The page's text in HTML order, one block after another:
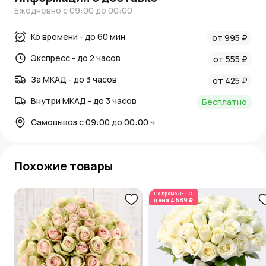
Ежедневно с 09:00 до 00:00
Ко времени - до 60 мин
от 995 ₽
Экспресс - до 2 часов
от 555 ₽
За МКАД - до 3 часов
от 425 ₽
Внутри МКАД - до 3 часов
Бесплатно
Самовывоз с 09:00 до 00:00 ч
Похожие товары
По промоЛЕТО
цена 4 589 ₽